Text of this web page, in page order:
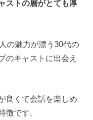
ストの層がとても厚
の魅力が漂う30代の
のキャストに出会え
良くて会話を楽しめ
徴です。